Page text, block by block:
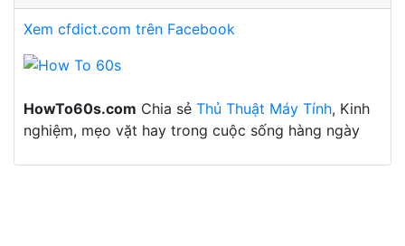
Xem cfdict.com trên Facebook
HowTo60s.com Chia sẻ Thủ Thuật Máy Tính, Kinh
nghiệm, mẹo vặt hay trong cuộc sống hàng ngày